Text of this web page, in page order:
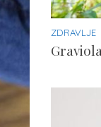
ZDRAVLJE